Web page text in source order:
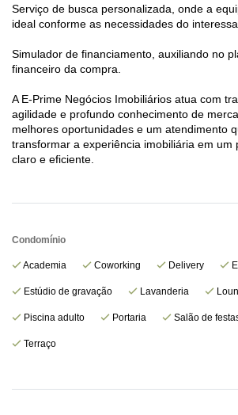
Serviço de busca personalizada, onde a
ideal conforme as necessidades do
Simulador de financiamento, auxiliando no
financeiro da compra.
A E-Prime Negócios Imobiliários atua com
agilidade e profundo conhecimento de
melhores oportunidades e um atendimento
transformar a experiência imobiliária em um
claro e eficiente.
Condomínio
Academia Coworking Delivery
Estúdio de gravação Lavanderia
Piscina adulto Portaria Salão de
Terraço